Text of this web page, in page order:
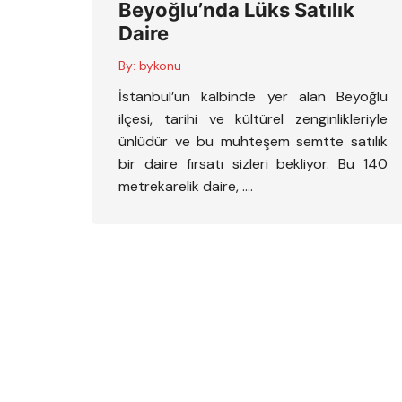
Beyoğlu’nda Lüks Satılık
Daire
By: bykonu
İstanbul’un kalbinde yer alan Beyoğlu
ilçesi, tarihi ve kültürel zenginlikleriyle
ünlüdür ve bu muhteşem semtte satılık
bir daire fırsatı sizleri bekliyor. Bu 140
metrekarelik daire, ….